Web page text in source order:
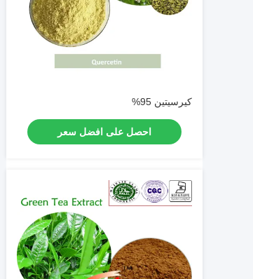
كيرسيتين 95%
احصل على افضل سعر